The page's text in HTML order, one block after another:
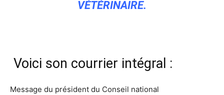
VÉTÉRINAIRE.
Voici son courrier intégral :
Message du président du Conseil national